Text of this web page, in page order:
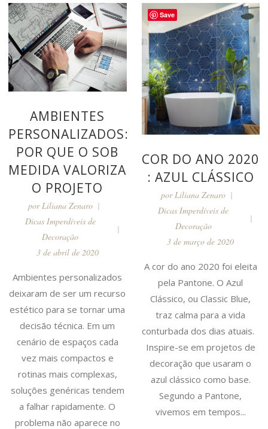
AMBIENTES
PERSONALIZADOS:
POR QUE O SOB
MEDIDA VALORIZA
O PROJETO
por Liliana Zenaro
Dicas Imperdíveis de
Decoração
3 de abril de 2020
Ambientes personalizados
deixaram de ser um recurso
estético para se tornar uma
decisão técnica. Em um
cenário de espaços cada
vez mais compactos e
rotinas mais complexas,
soluções genéricas tendem
a falhar rapidamente. O
problema não aparece no
COR DO ANO 2020
: AZUL CLÁSSICO
por Liliana Zenaro
Dicas Imperdíveis de
Decoração
3 de março de 2020
A cor do ano 2020 foi eleita
pela Pantone. O Azul
Clássico, ou Classic Blue,
traz calma para a vida
conturbada dos dias atuais.
Inspire-se em projetos de
decoração que usaram o
azul clássico como base.
Segundo a Pantone,
vivemos em tempos...
Save